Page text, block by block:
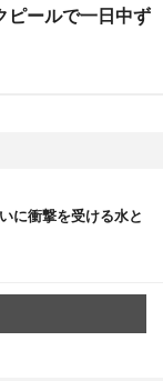
ピールで一日中ず
に衝撃を受ける水と